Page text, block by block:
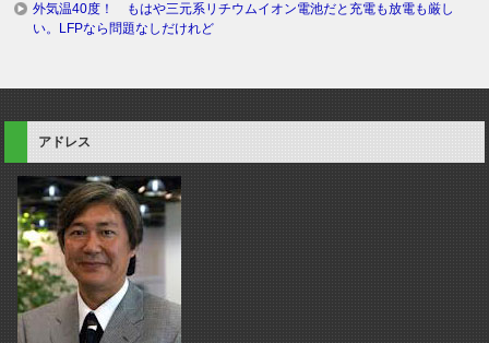
外気温40度！ もはや三元系リチウムイオン電池だと充電も放電も厳し
い。LFPなら問題なしだけれど
アドレス